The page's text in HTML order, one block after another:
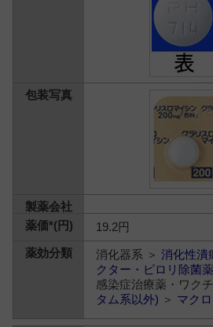
19.2円
消化器系 ＞消化性潰
クター・ピロリ除菌薬
感染症治療薬・ワク
タム系以外) ＞ マク